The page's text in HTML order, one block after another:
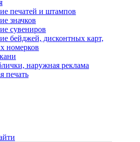
печатей и штампов
значков
сувениров
бейджей, дисконтных карт,
номерков
наружная реклама
печать